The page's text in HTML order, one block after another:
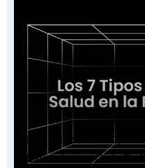
Los 7 Tipos de
Electrónica: Guía